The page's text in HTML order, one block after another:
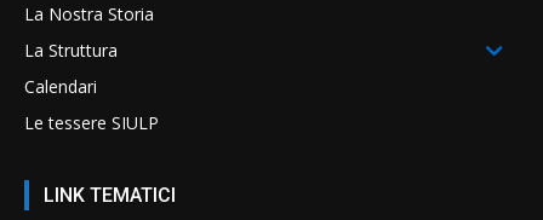
La Nostra Storia
La Struttura
Calendari
Le tessere SIULP
LINK TEMATICI